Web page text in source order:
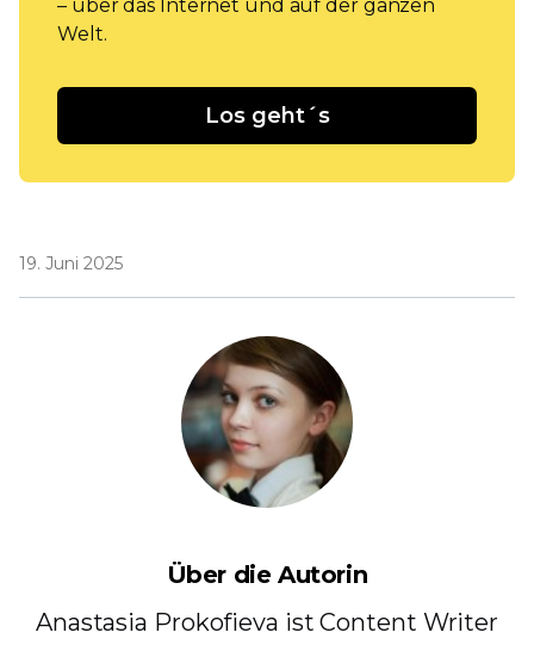
– über das Internet und auf der ganzen
Welt.
Los geht´s
19. Juni 2025
Über die Autorin
Anastasia Prokofieva ist Content Writer